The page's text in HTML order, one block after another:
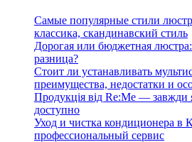
Самые популярные стили
классика, скандинавский стиль
Дорогая или бюджетная люстра:
разница?
Стоит ли устанавливать
преимущества, недостатки и
Продукція від Re:Me — завжди
доступно
Уход и чистка кондиционера в
профессиональный сервис